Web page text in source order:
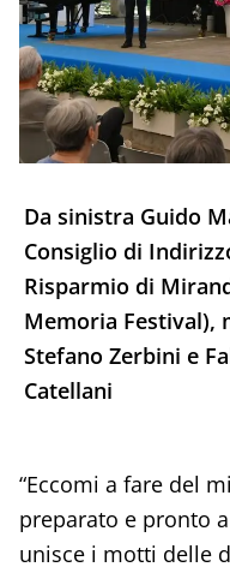
Da sinistra Guido
Consiglio di
Risparmio di
Memoria Festival),
Stefano Zerbini e
Catellani
“Eccomi a fare del
preparato e pronto
unisce i motti delle